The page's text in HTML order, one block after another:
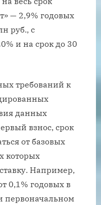
— 2,9% годовых
руб., с
и на срок до 30
требований к
данных
взнос, срок
от базовых
которых
Например,
0,1% годовых в
первоначальном